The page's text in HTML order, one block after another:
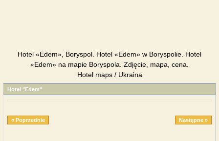
Hotel «Edem», Boryspol. Hotel «Edem» w Boryspolie. Hotel
«Edem» na mapie Boryspola. Zdjęcie, mapa, cena.
Hotel maps / Ukraina
Hotel "Edem"
« Poprzednie Następne »